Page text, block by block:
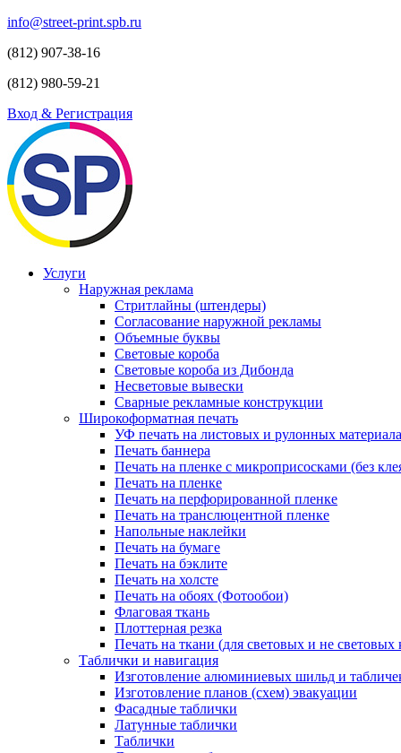
info@street-print.spb.ru
(812) 907-38-16
(812) 980-59-21
Вход & Регистрация
Услуги
Наружная реклама
Стритлайны (штендеры)
Согласование наружной рекламы
Объемные буквы
Световые короба
Световые короба из Дибонда
Несветовые вывески
Сварные рекламные конструкции
Широкоформатная печать
УФ печать на листовых и рулонных
Печать баннера
Печать на пленке с микроприсосками (без
Печать на пленке
Печать на перфорированной пленке
Печать на транслюцентной пленке
Напольные наклейки
Печать на бумаге
Печать на бэклите
Печать на холсте
Печать на обоях (Фотообои)
Флаговая ткань
Плоттерная резка
Печать на ткани (для световых и не световых
Таблички и навигация
Изготовление алюминиевых шильд и
Изготовление планов (схем) эвакуации
Фасадные таблички
Латунные таблички
Таблички